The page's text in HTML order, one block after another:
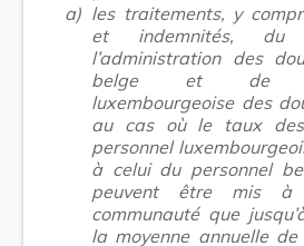
a) les traitements, y
et indemnités, du
l’administration des
belge et de
luxembourgeoise des
au cas où le taux
personnel
à celui du personnel
peuvent être mis
communauté que
la moyenne annuelle